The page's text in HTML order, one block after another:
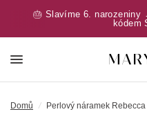
🎂 Slavíme 6.
kódem
Domů / Perlový náramek Rebecca